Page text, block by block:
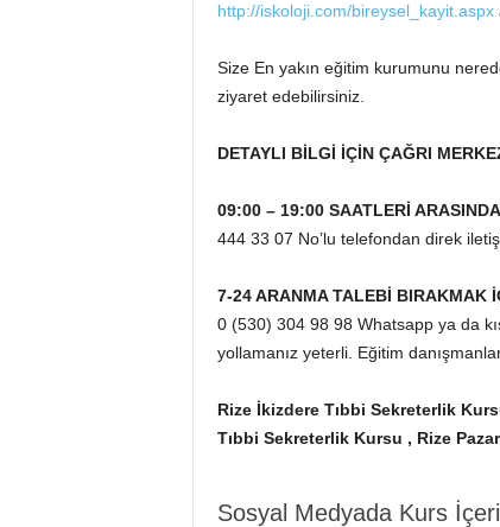
http://iskoloji.com/bireysel_kayit.aspx
Size En yakın eğitim kurumunu
ziyaret edebilirsiniz.
DETAYLI BİLGİ İÇİN ÇAĞRI
09:00 – 19:00 SAATLERİ
444 33 07 No’lu telefondan direk
7-24 ARANMA TALEBİ BIRAKMAK
0 (530) 304 98 98 Whatsapp ya da
yollamanız yeterli. Eğitim
Rize İkizdere Tıbbi Sekreterlik
Tıbbi Sekreterlik Kursu , Rize
Sosyal Medyada Kurs